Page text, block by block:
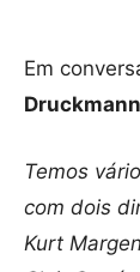
Em
Druckmann
Temos
com dois
Kurt